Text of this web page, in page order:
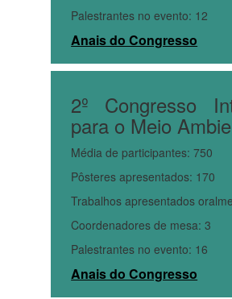
Palestrantes no evento: 12
Anais do Congresso
2º Congresso
para o Meio
Média de participantes: 750
Pôsteres apresentados: 170
Trabalhos apresentados
Coordenadores de mesa: 3
Palestrantes no evento: 16
Anais do Congresso